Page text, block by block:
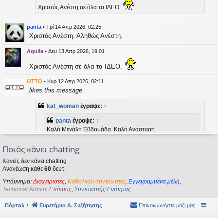
Χριστός Ανέστη σε όλα τα ΙΔΕΟ.
panta • Τρί 14 Απρ 2026, 02:25
Χριστός Ανέστη. Αληθώς Ανέστη.
Aquila • Δευ 13 Απρ 2026, 19:01
Χριστός Ανέστη σε όλα τα ΙΔΕΟ.
OTTO • Κυρ 12 Απρ 2026, 02:11
likes this message
kat_woman έγραψε: ↑
panta έγραψε: ↑
Καλή Μεγάλη Εβδομάδα. Καλή Ανάσταση.
Καλή Ανάσταση σε όλους!
kat_woman•Τετ 08 Απρ 2026, 14:21
pantaέγραψε:↑
Καλή Μεγάλη Εβδομάδα. Καλή Ανάσταση.
Καλή Ανάσταση σε όλους!
Ποιός κάνει chatting
Κανείς δεν κάνει chatting
Ανανέωση κάθε 60 δευτ.
Υπόμνημα: Διαχειριστές Καθολικοί συντονιστές Εγγεγραμμένα μέλη
Technical Admin Επίτιμος Συντονιστής Ενότητας
Πόρταλ Ευρετήριο Δ. Συζήτησης Επικοινωνήστε μαζί μας